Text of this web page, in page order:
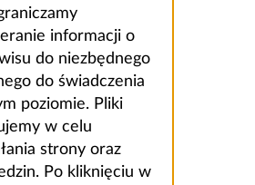
informacji o
do niezbędnego
do świadczenia
poziomie. Pliki
w celu
strony oraz
Po kliknięciu w